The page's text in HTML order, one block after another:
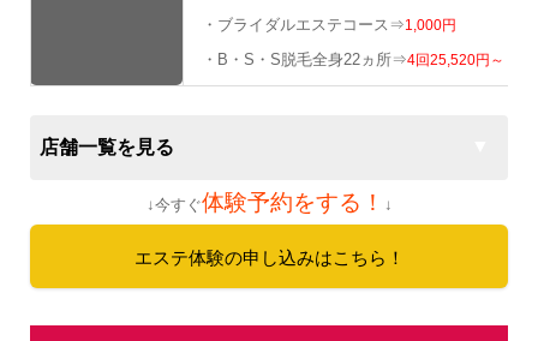
・ブライダルエステコース⇒1,000円
・B・S・S脱毛全身22ヵ所⇒4回25,520円～
店舗一覧を見る
↓今すぐ体験予約をする！ ↓
エステ体験の申し込みはこちら！